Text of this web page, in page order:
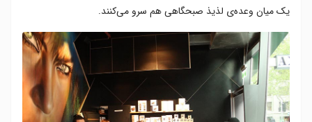
یک میان وعده‌ی لذیذ صبحگاهی هم سرو می‌کنند.